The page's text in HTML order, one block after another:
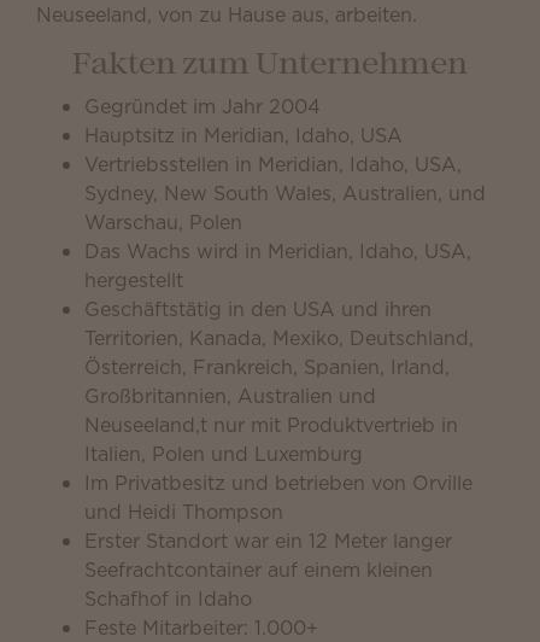
Neuseeland, von zu Hause aus, arbeiten.
Fakten zum Unternehmen
Gegründet im Jahr 2004
Hauptsitz in Meridian, Idaho, USA
Vertriebsstellen in Meridian, Idaho, USA,
Sydney, New South Wales, Australien, und
Warschau, Polen
Das Wachs wird in Meridian, Idaho, USA,
hergestellt
Geschäftstätig in den USA und ihren
Territorien, Kanada, Mexiko, Deutschland,
Österreich, Frankreich, Spanien, Irland,
Großbritannien, Australien und
Neuseeland,t nur mit Produktvertrieb in
Italien, Polen und Luxemburg
Im Privatbesitz und betrieben von Orville
und Heidi Thompson
Erster Standort war ein 12 Meter langer
Seefrachtcontainer auf einem kleinen
Schafhof in Idaho
Feste Mitarbeiter: 1.000+